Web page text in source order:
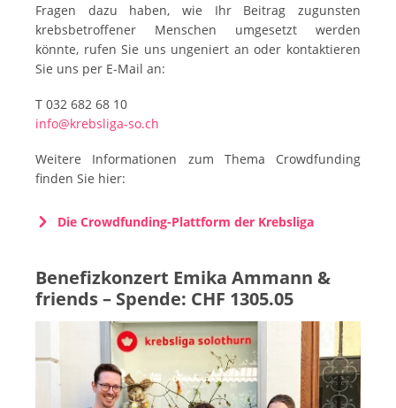
Fragen dazu haben, wie Ihr Beitrag zugunsten
krebsbetroffener Menschen umgesetzt werden
könnte, rufen Sie uns ungeniert an oder kontaktieren
Sie uns per E-Mail an:
T 032 682 68 10
info@krebsliga-so.ch
Weitere Informationen zum Thema Crowdfunding
finden Sie hier:
Die Crowdfunding-Plattform der Krebsliga
Benefizkonzert Emika Ammann &
friends – Spende: CHF 1305.05